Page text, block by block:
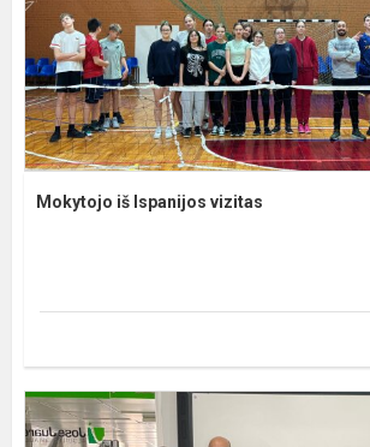
Mokytojo iš Ispanijos vizitas